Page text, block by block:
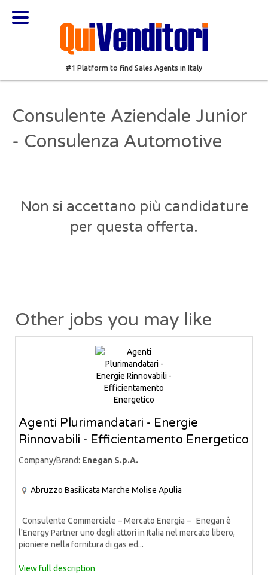
#1 Platform to find Sales Agents in Italy
Consulente Aziendale Junior
- Consulenza Automotive
Non si accettano più candidature
per questa offerta.
Other jobs you may like
Agenti Plurimandatari - Energie
Rinnovabili - Efficientamento Energetico
Company/Brand: Enegan S.p.A.
Abruzzo Basilicata Marche Molise Apulia
Consulente Commerciale – Mercato Energia – Enegan è
l'Energy Partner uno degli attori in Italia nel mercato libero,
pioniere nella fornitura di gas ed...
View full description